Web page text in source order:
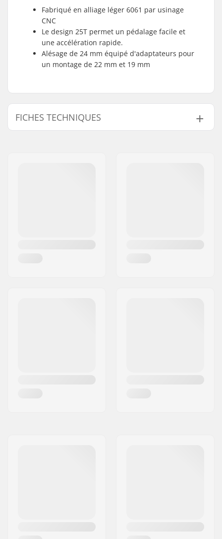
Fabriqué en alliage léger 6061 par usinage
CNC
Le design 25T permet un pédalage facile et
une accélération rapide.
Alésage de 24 mm équipé d'adaptateurs pour
un montage de 22 mm et 19 mm
FICHES TECHNIQUES